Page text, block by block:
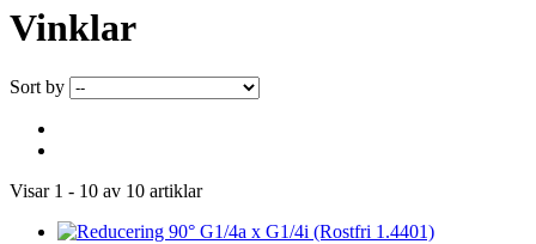
Vinklar
Sort by
Visar 1 - 10 av 10 artiklar